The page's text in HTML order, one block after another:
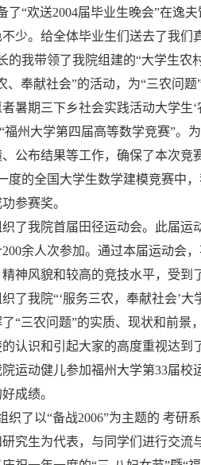
了“欢送2004届毕业生晚会”在逸
少。给全体毕业生们送去了我们
的我带领了我院组建的“大学生
、奉献社会”的活动，为“三农问
暑期三下乡社会实践活动大学生‘
福州大学第四届高等数学竞赛”
公布结果等工作，确保了本次竞
度的全国大学生数学建模竞赛中
参赛奖。
织了我院首届田径运动会。此届
余人次参加。通过本届运动会
神风貌和较高的竞技水平，受到
了我院“‘服务三农，奉献社会’
“三农问题”的实质、现状和前
认识和引起大家的高度重视达到
院运动健儿参加福州大学第33届
成绩。
织了以“备战2006”为主题的 考
究生为代表，与同学们进行交流